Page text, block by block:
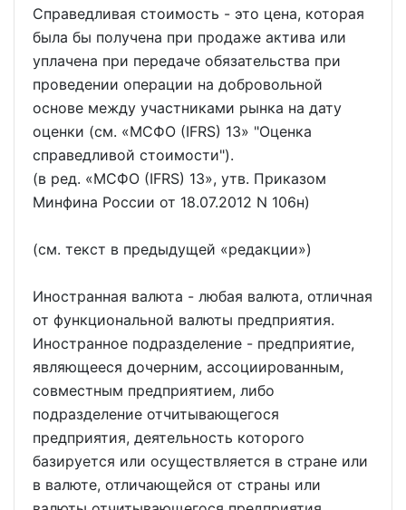
Справедливая стоимость - это цена, которая
была бы получена при продаже актива или
уплачена при передаче обязательства при
проведении операции на добровольной
основе между участниками рынка на дату
оценки (см.
МСФО (IFRS) 13
"Оценка
справедливой стоимости").
(в ред.
МСФО (IFRS) 13 , утв. Приказом
Минфина России от 18.07.2012 N 106н)
(см. текст в предыдущей редакции )
Иностранная валюта - любая валюта, отличная
от функциональной валюты предприятия.
Иностранное подразделение - предприятие,
являющееся дочерним, ассоциированным,
совместным предприятием, либо
подразделение отчитывающегося
предприятия, деятельность которого
базируется или осуществляется в стране или
в валюте, отличающейся от страны или